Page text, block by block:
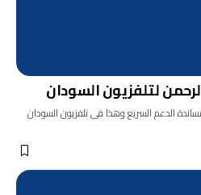
لتلفزيون السودان
الدعم السريع وهذا فى تلفزيون السودان